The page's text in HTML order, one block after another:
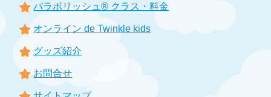
バラボリッシュ® クラス・料金
オンライン de Twinkle kids
グッズ紹介
お問合せ